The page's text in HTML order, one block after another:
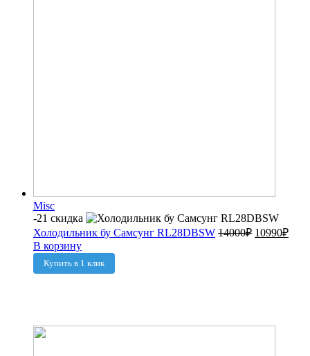
Misc
-21 скидка
Холодильник бу Самсунг RL28DBSW 14000₽ 10990₽
В корзину
Купить в 1 клик